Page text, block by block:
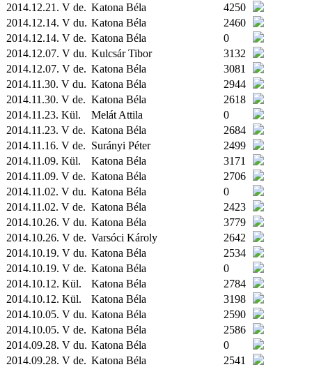
2014.12.21. V de. Katona Béla
4250
2014.12.14. V du. Katona Béla
2460
2014.12.14. V de. Katona Béla
0
2014.12.07. V du. Kulcsár Tibor
3132
2014.12.07. V de. Katona Béla
3081
2014.11.30. V du. Katona Béla
2944
2014.11.30. V de. Katona Béla
2618
2014.11.23. Kül. Melát Attila
0
2014.11.23. V de. Katona Béla
2684
2014.11.16. V de. Surányi Péter
2499
2014.11.09. Kül. Katona Béla
3171
2014.11.09. V de. Katona Béla
2706
2014.11.02. V du. Katona Béla
0
2014.11.02. V de. Katona Béla
2423
2014.10.26. V du. Katona Béla
3779
2014.10.26. V de. Varsóci Károly
2642
2014.10.19. V du. Katona Béla
2534
2014.10.19. V de. Katona Béla
0
2014.10.12. Kül. Katona Béla
2784
2014.10.12. Kül. Katona Béla
3198
2014.10.05. V du. Katona Béla
2590
2014.10.05. V de. Katona Béla
2586
2014.09.28. V du. Katona Béla
0
2014.09.28. V de. Katona Béla
2541